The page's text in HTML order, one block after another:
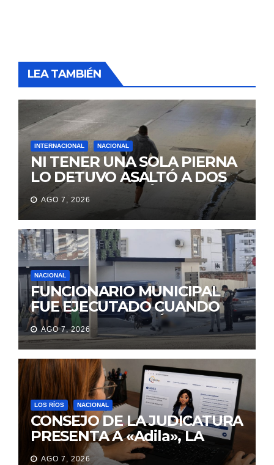
LEA TAMBIÉN
INTERNACIONAL NACIONAL
NI TENER UNA SOLA PIERNA
LO DETUVO ASALTÓ A DOS
MUJERES Y HUYÓ
BRINCANDO.
AGO 7, 2026
NACIONAL
FUNCIONARIO MUNICIPAL
FUE EJECUTADO CUANDO
IBA A UNA REUNIÓN DE
TRABAJO EN MANTA
AGO 7, 2026
LOS RÍOS NACIONAL
CONSEJO DE LA JUDICATURA
PRESENTA A «Adila», LA
ASISTENTE VIRTUAL QUE
AGO 7, 2026